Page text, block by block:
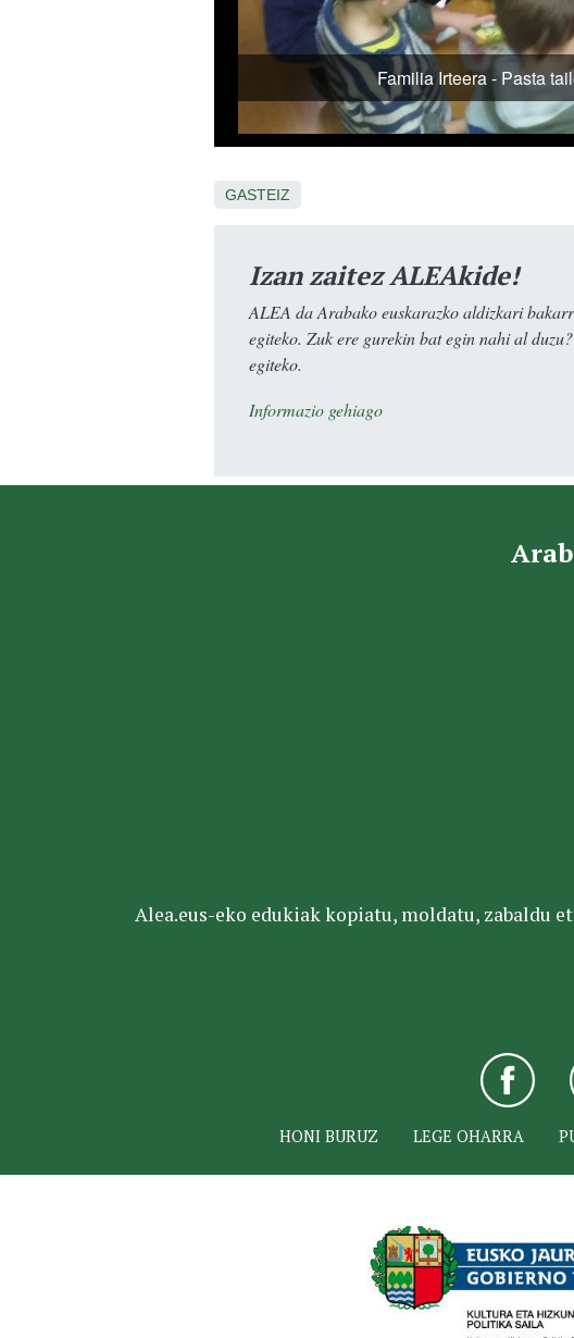
GASTEIZ
Izan zaitez ALEAkide!
ALEA da Arabako euskarazko aldizkari
egiteko. Zuk ere gurekin bat egin nahi al
egiteko.
Informazio gehiago
Alea.eus-eko edukiak kopiatu, moldatu, zabaldu
HONI BURUZ LEGE OHARRA